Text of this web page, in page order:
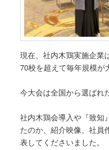
現在、社内木鶏実施企業
70校を超えて毎年規模が
今大会は全国から選ばれ
社内木鶏会導入や『致知
たのか、紹介映像、社員
表してくださいました。